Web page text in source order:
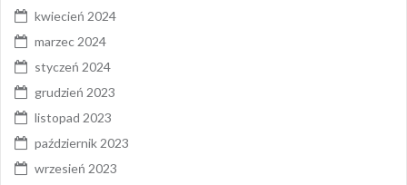
kwiecień 2024
marzec 2024
styczeń 2024
grudzień 2023
listopad 2023
październik 2023
wrzesień 2023